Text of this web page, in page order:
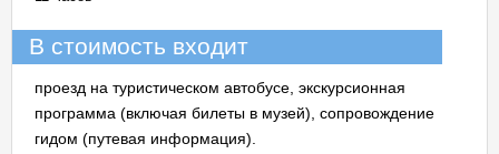
В стоимость входит
проезд на туристическом автобусе, экскурсионная
программа (включая билеты в музей), сопровождение
гидом (путевая информация).